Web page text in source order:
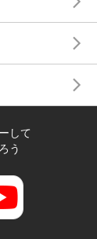
して
う